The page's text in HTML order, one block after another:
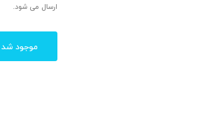
ارسال می شود.
موجود شد